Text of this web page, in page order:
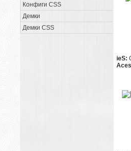
Конфиги CSS
Демки
Демки CSS
ieS: